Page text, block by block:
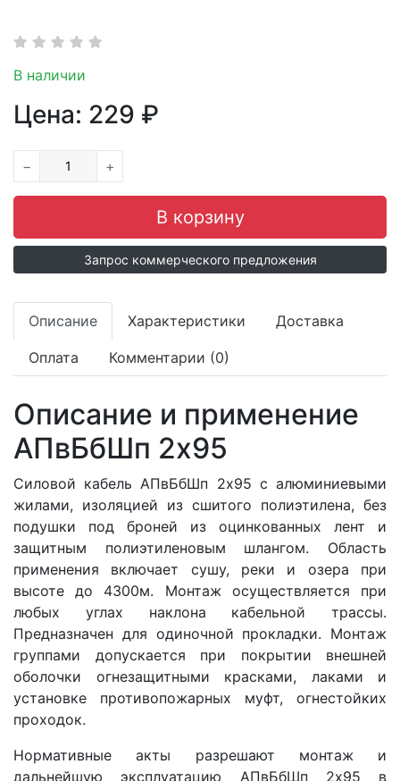
В наличии
Цена: 229 ₽
− +
Запрос коммерческого предложения
Описание Характеристики Доставка
Оплата Комментарии (0)
Описание и применение
АПвБбШп 2x95
Силовой кабель АПвБбШп 2x95 с алюминиевыми
жилами, изоляцией из сшитого полиэтилена, без
подушки под броней из оцинкованных лент и
защитным полиэтиленовым шлангом. Область
применения включает сушу, реки и озера при
высоте до 4300м. Монтаж осуществляется при
любых углах наклона кабельной трассы.
Предназначен для одиночной прокладки. Монтаж
группами допускается при покрытии внешней
оболочки огнезащитными красками, лаками и
установке противопожарных муфт, огнестойких
проходок.
Нормативные акты разрешают монтаж и
дальнейшую эксплуатацию АПвБбШп 2x95 в